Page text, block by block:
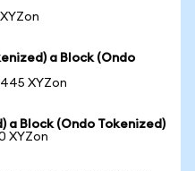
a Block (Ondo
XYZon
a Block (Ondo Tokenized)
XYZon